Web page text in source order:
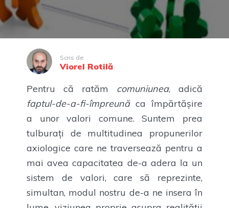
Scris de
Viorel Rotilă
Pentru că ratăm comuniunea, adică
faptul-de-a-fi-împreună ca împărtășire
a unor valori comune. Suntem prea
tulburați de multitudinea propunerilor
axiologice care ne traversează pentru a
mai avea capacitatea de-a adera la un
sistem de valori, care să reprezinte,
simultan, modul nostru de-a ne insera în